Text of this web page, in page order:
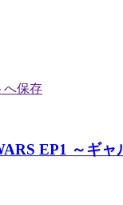
EP1 ～ギャ